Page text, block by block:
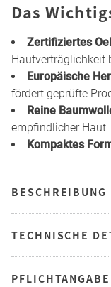
Das
Zertifiziertes
Hautverträglichkeit
Europäische
fördert geprüfte
Reine
empfindlicher Haut
Kompaktes
BESCHREIBUNG
TECHNISCHE